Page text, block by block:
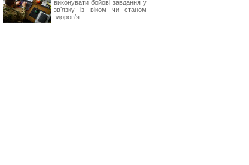
виконувати бойові завдання у
звʼязку із віком чи станом
здоровʼя.